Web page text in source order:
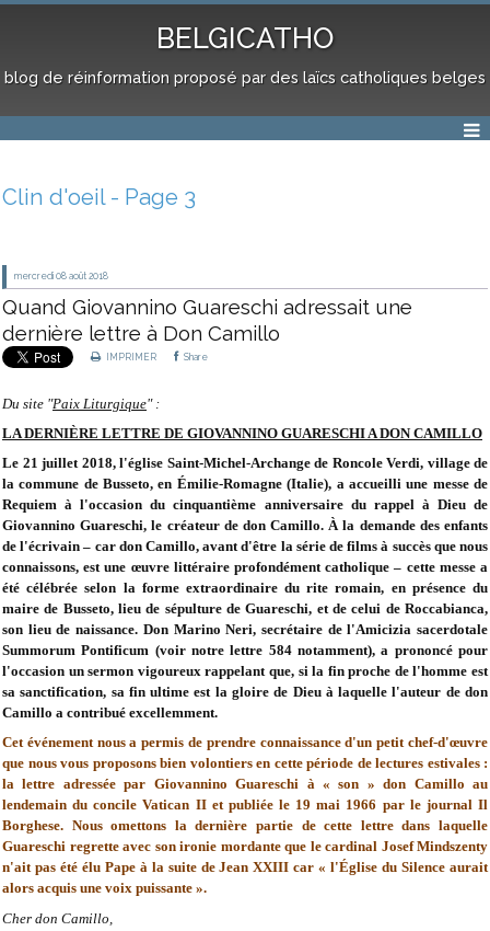
BELGICATHO
blog de réinformation proposé par des laïcs catholiques belges
Clin d'oeil - Page 3
mercredi 08 août 2018
Quand Giovannino Guareschi adressait une
dernière lettre à Don Camillo
IMPRIMER Share
Du site "Paix Liturgique" :
LA DERNIÈRE LETTRE DE GIOVANNINO GUARESCHI A DON CAMILLO
Le 21 juillet 2018, l'église Saint-Michel-Archange de Roncole Verdi, village de
la commune de Busseto, en Émilie-Romagne (Italie), a accueilli une messe de
Requiem à l'occasion du cinquantième anniversaire du rappel à Dieu de
Giovannino Guareschi, le créateur de don Camillo. À la demande des enfants
de l'écrivain – car don Camillo, avant d'être la série de films à succès que nous
connaissons, est une œuvre littéraire profondément catholique – cette messe a
été célébrée selon la forme extraordinaire du rite romain, en présence du
maire de Busseto, lieu de sépulture de Guareschi, et de celui de Roccabianca,
son lieu de naissance. Don Marino Neri, secrétaire de l'Amicizia sacerdotale
Summorum Pontificum (voir notre lettre 584 notamment), a prononcé pour
l'occasion un sermon vigoureux rappelant que, si la fin proche de l'homme est
sa sanctification, sa fin ultime est la gloire de Dieu à laquelle l'auteur de don
Camillo a contribué excellemment.
Cet événement nous a permis de prendre connaissance d'un petit chef-d'œuvre
que nous vous proposons bien volontiers en cette période de lectures estivales :
la lettre adressée par Giovannino Guareschi à « son » don Camillo au
lendemain du concile Vatican II et publiée le 19 mai 1966 par le journal Il
Borghese. Nous omettons la dernière partie de cette lettre dans laquelle
Guareschi regrette avec son ironie mordante que le cardinal Josef Mindszenty
n'ait pas été élu Pape à la suite de Jean XXIII car « l'Église du Silence aurait
alors acquis une voix puissante ».
Cher don Camillo,